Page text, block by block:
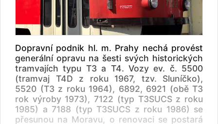
historických vozidel a provozovaní na
pozemních komunikacích. Hlavně vzhledem k
nedostupnosti náhradních dílů tak bude
renovace náročná. Zliner má na opravu vozu
2 roky, stát bude 11,9 mil. Kč bez DPH.
Dopravní podnik Prahy obdržel 40 městských
autobusů Ikarus 620 na konci roku 1963,
tento konkrétní vůz v Praze však nikdy
nejezdil. Ve sbírce Muzea MHD bude
zastupovat tovární provedení těchto vozů v
Praze.
Dopravní podnik hl. m. Prahy nechá provést
generální opravu na šesti svých historických
tramvajích typu T3 a T4. Vozy ev. č. 5500
(tramvaj T4D z roku 1967, tzv. Sluníčko),
5520 (T3 z roku 1964), 6892, 6921 (obě T3
rok výroby 1973), 7122 (typ T3SUCS z roku
1985) a 7188 (typ T3SUCS z roku 1986) se
přesunou na Moravu, o renovaci se postará